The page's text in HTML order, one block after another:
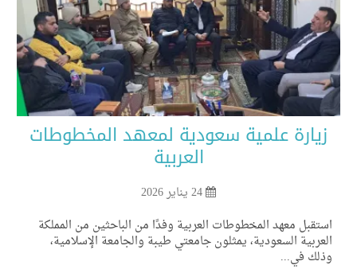
زيارة علمية سعودية لمعهد المخطوطات
العربية
معهد المخطوطات العربية وفدًا من الباحثين من المملكة
السعودية، يمثلون جامعتي طيبة والجامعة الإسلامية،
في...